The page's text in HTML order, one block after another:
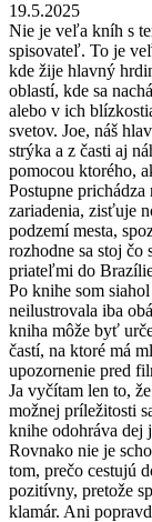
19.5.2025
Nie je veľa kníh s
spisovateľ. To je
kde žije hlavný
oblastí, kde sa
alebo v ich
svetov. Joe, náš
strýka a z časti aj
pomocou ktorého,
Postupne
zariadenia, zisťuje
podzemí mesta,
rozhodne sa stoj
priateľmi do
Po knihe som
neilustrovala iba
kniha môže byť
častí, na ktoré má
upozornenie pred
Ja vyčítam len to,
možnej príležitosti
knihe odohráva dej
Rovnako nie je
tom, prečo cestujú
pozitívny, pretože
klamár. Ani